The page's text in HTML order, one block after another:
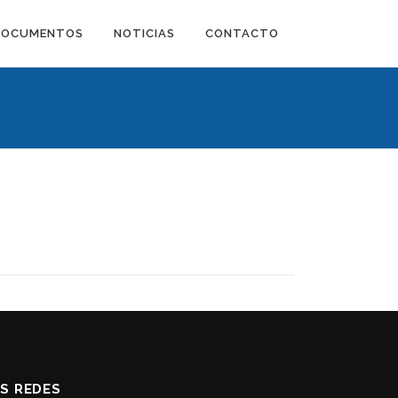
NOTICIAS CONTACTO
REDES